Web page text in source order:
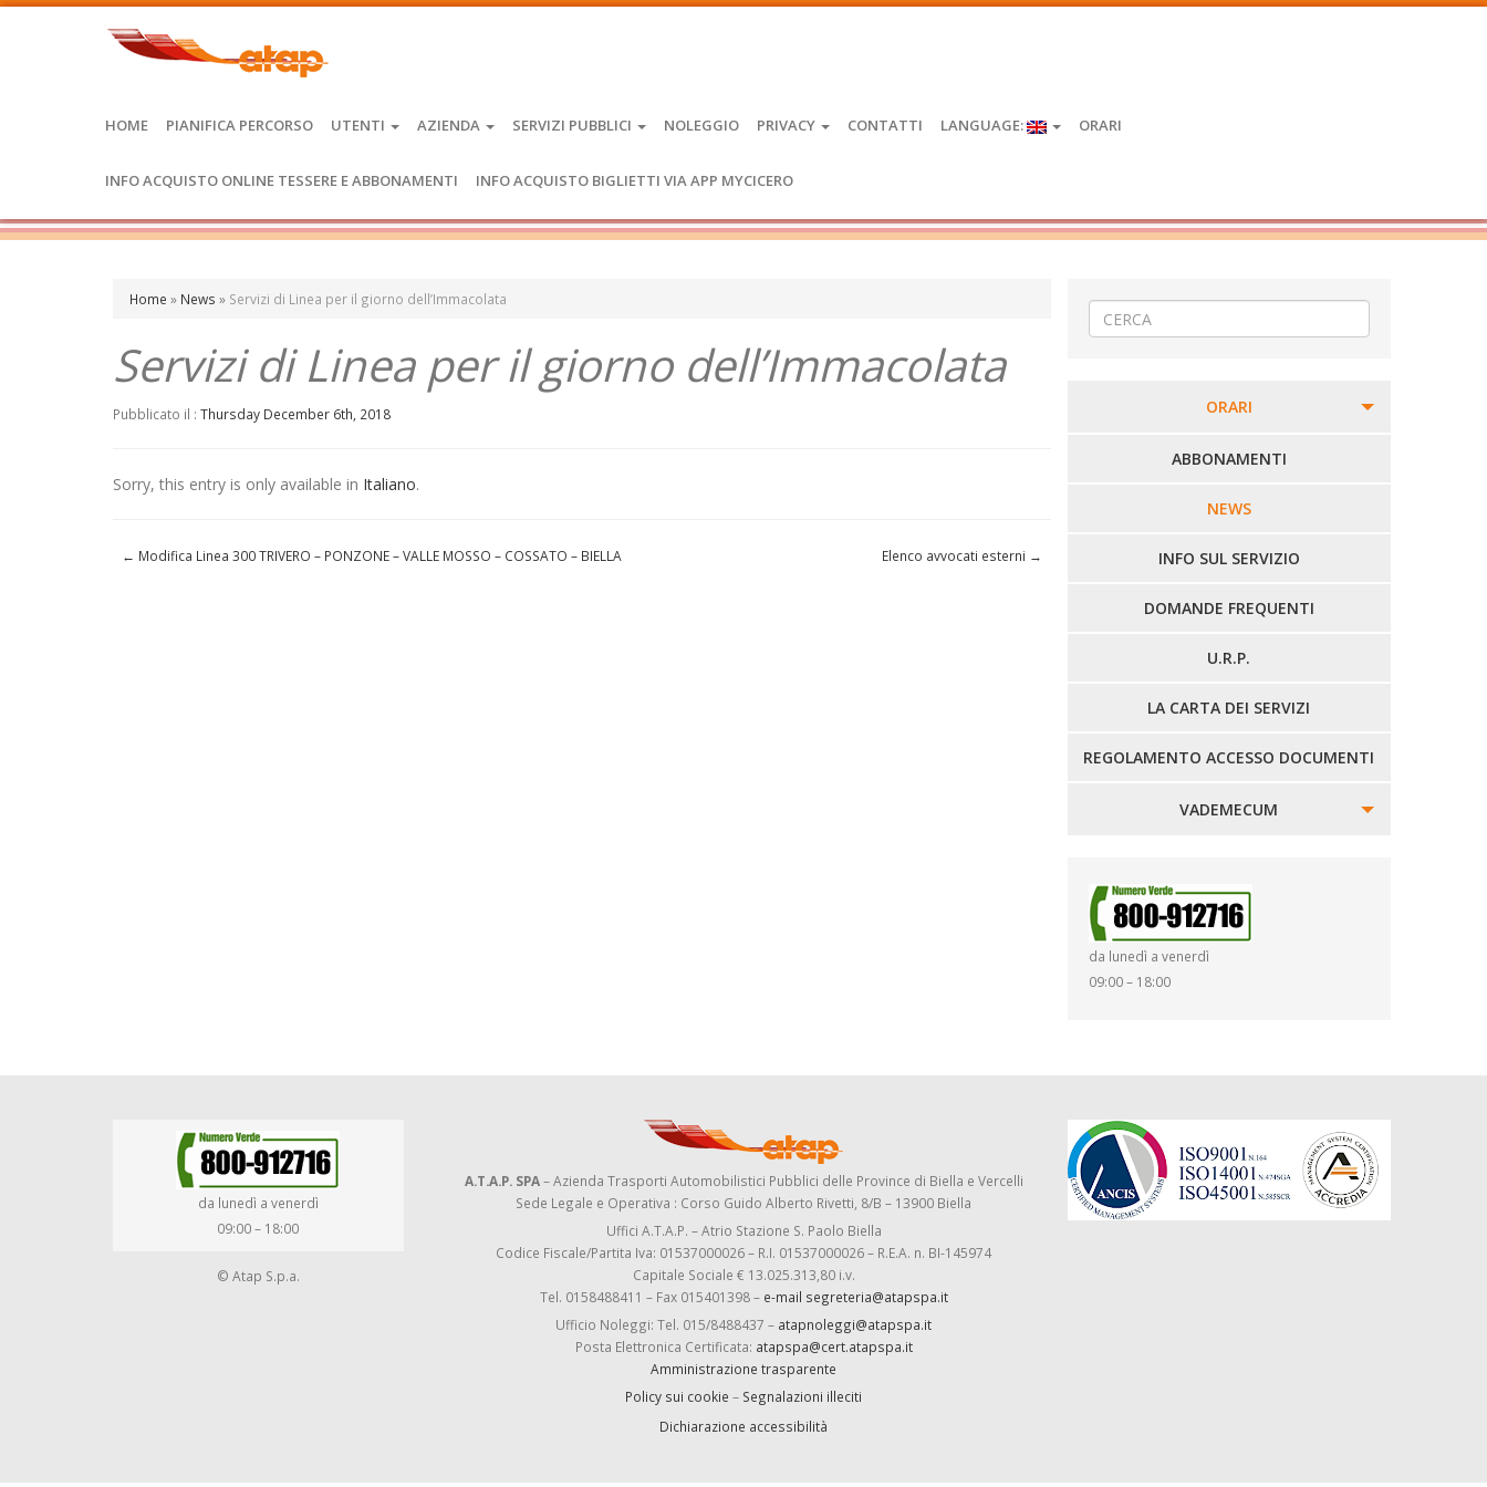
HOME PIANIFICA PERCORSO UTENTI AZIENDA SERVIZI PUBBLICI NOLEGGIO PRIVACY CONTATTI LANGUAGE: ORARI
INFO ACQUISTO ONLINE TESSERE E ABBONAMENTI INFO ACQUISTO BIGLIETTI VIA APP MYCICERO
Home » News » Servizi di Linea per il giorno dell’Immacolata
Servizi di Linea per il giorno dell’Immacolata
Pubblicato il : Thursday December 6th, 2018
Sorry, this entry is only available in Italiano.
← Modifica Linea 300 TRIVERO – PONZONE – VALLE MOSSO – COSSATO – BIELLA Elenco avvocati esterni →
ORARI
PERCORSI URBANI IN BIELLA
LINEE URBANE VERCELLI
LINEE EXTRAURBANE
ABBONAMENTI
NEWS
INFO SUL SERVIZIO
DOMANDE FREQUENTI
U.R.P.
LA CARTA DEI SERVIZI
REGOLAMENTO ACCESSO DOCUMENTI
VADEMECUM
SMARRIMENTO OGGETTI
DIRITTI E DOVERI
da lunedì a venerdì
09:00 – 18:00
da lunedì a venerdì
09:00 – 18:00
© Atap S.p.a.
A.T.A.P. SPA– Azienda Trasporti Automobilistici Pubblici delle Province di Biella e Vercelli
Sede Legale e Operativa : Corso Guido Alberto Rivetti, 8/B – 13900 Biella
Uffici A.T.A.P. – Atrio Stazione S. Paolo Biella
Codice Fiscale/Partita Iva: 01537000026 – R.I. 01537000026 – R.E.A. n. BI-145974
Capitale Sociale € 13.025.313,80 i.v.
Tel. 0158488411 – Fax 015401398 – e-mail segreteria@atapspa.it
Ufficio Noleggi: Tel. 015/8488437 – atapnoleggi@atapspa.it
Posta Elettronica Certificata: atapspa@cert.atapspa.it
Amministrazione trasparente
Policy sui cookie – Segnalazioni illeciti
Dichiarazione accessibilità